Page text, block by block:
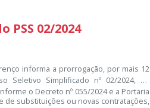
PSS 02/2024
informa a prorrogação, por mais 12
Simplificado nº 02/2024, da
o Decreto nº 055/2024 e a Portaria
de substituições ou novas contratações,